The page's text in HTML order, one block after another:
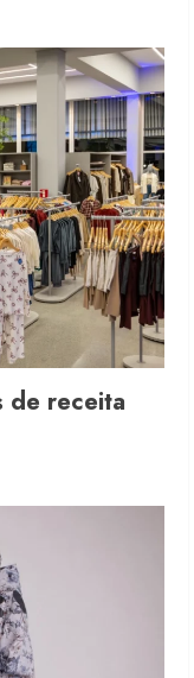
de receita